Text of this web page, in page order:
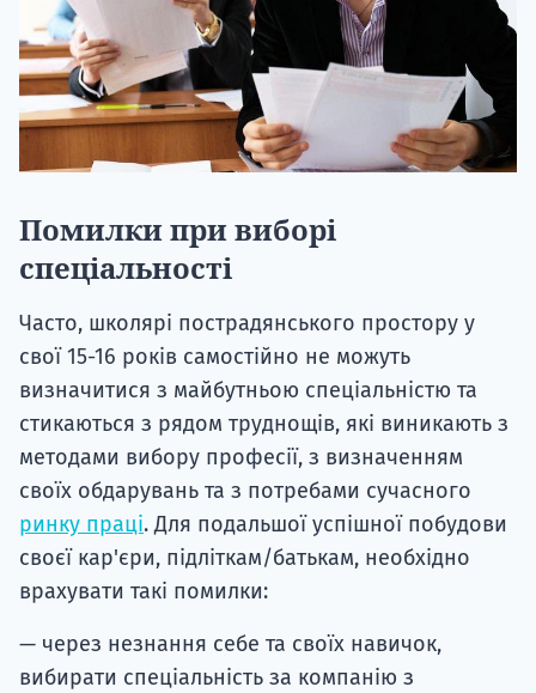
Помилки при виборі
спеціальності
Часто, школярі пострадянського простору у
свої 15-16 років самостійно не можуть
визначитися з майбутньою спеціальністю та
стикаються з рядом труднощів, які виникають з
методами вибору професії, з визначенням
своїх обдарувань та з потребами сучасного
ринку праці. Для подальшої успішної побудови
своєї кар'єри, підліткам/батькам, необхідно
врахувати такі помилки:
— через незнання себе та своїх навичок,
вибирати спеціальність за компанію з